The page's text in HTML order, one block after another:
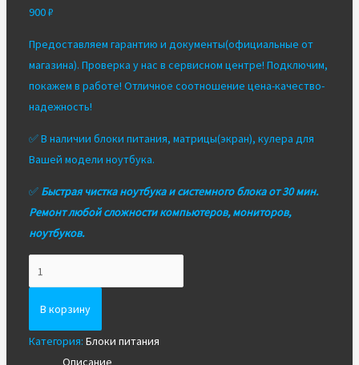
900₽
Предоставляем гарантию и документы(официальные от
магазина). Проверка у нас в сервисном центре! Подключим,
покажем в работе! Отличное соотношение цена-качество-
надежность!
✅ В наличии блоки питания, матрицы(экран), кулера для
Вашей модели ноутбука.
✅ Быстрая чистка ноутбука и системного блока от 30 мин.
Ремонт любой сложности компьютеров, мониторов,
ноутбуков.
Блок
питания
12V
7A
В корзину
Категория: Блоки питания
Описание